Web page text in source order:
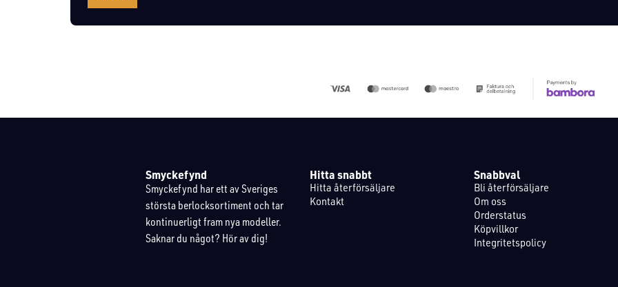
Smyckefynd
Smyckefynd har ett av Sveriges
största berlocksortiment och tar
kontinuerligt fram nya modeller.
Saknar du något? Hör av dig!
Hitta snabbt
Hitta återförsäljare
Kontakt
Snabbval
Bli återförsäljare
Om oss
Orderstatus
Köpvillkor
Integritetspolicy